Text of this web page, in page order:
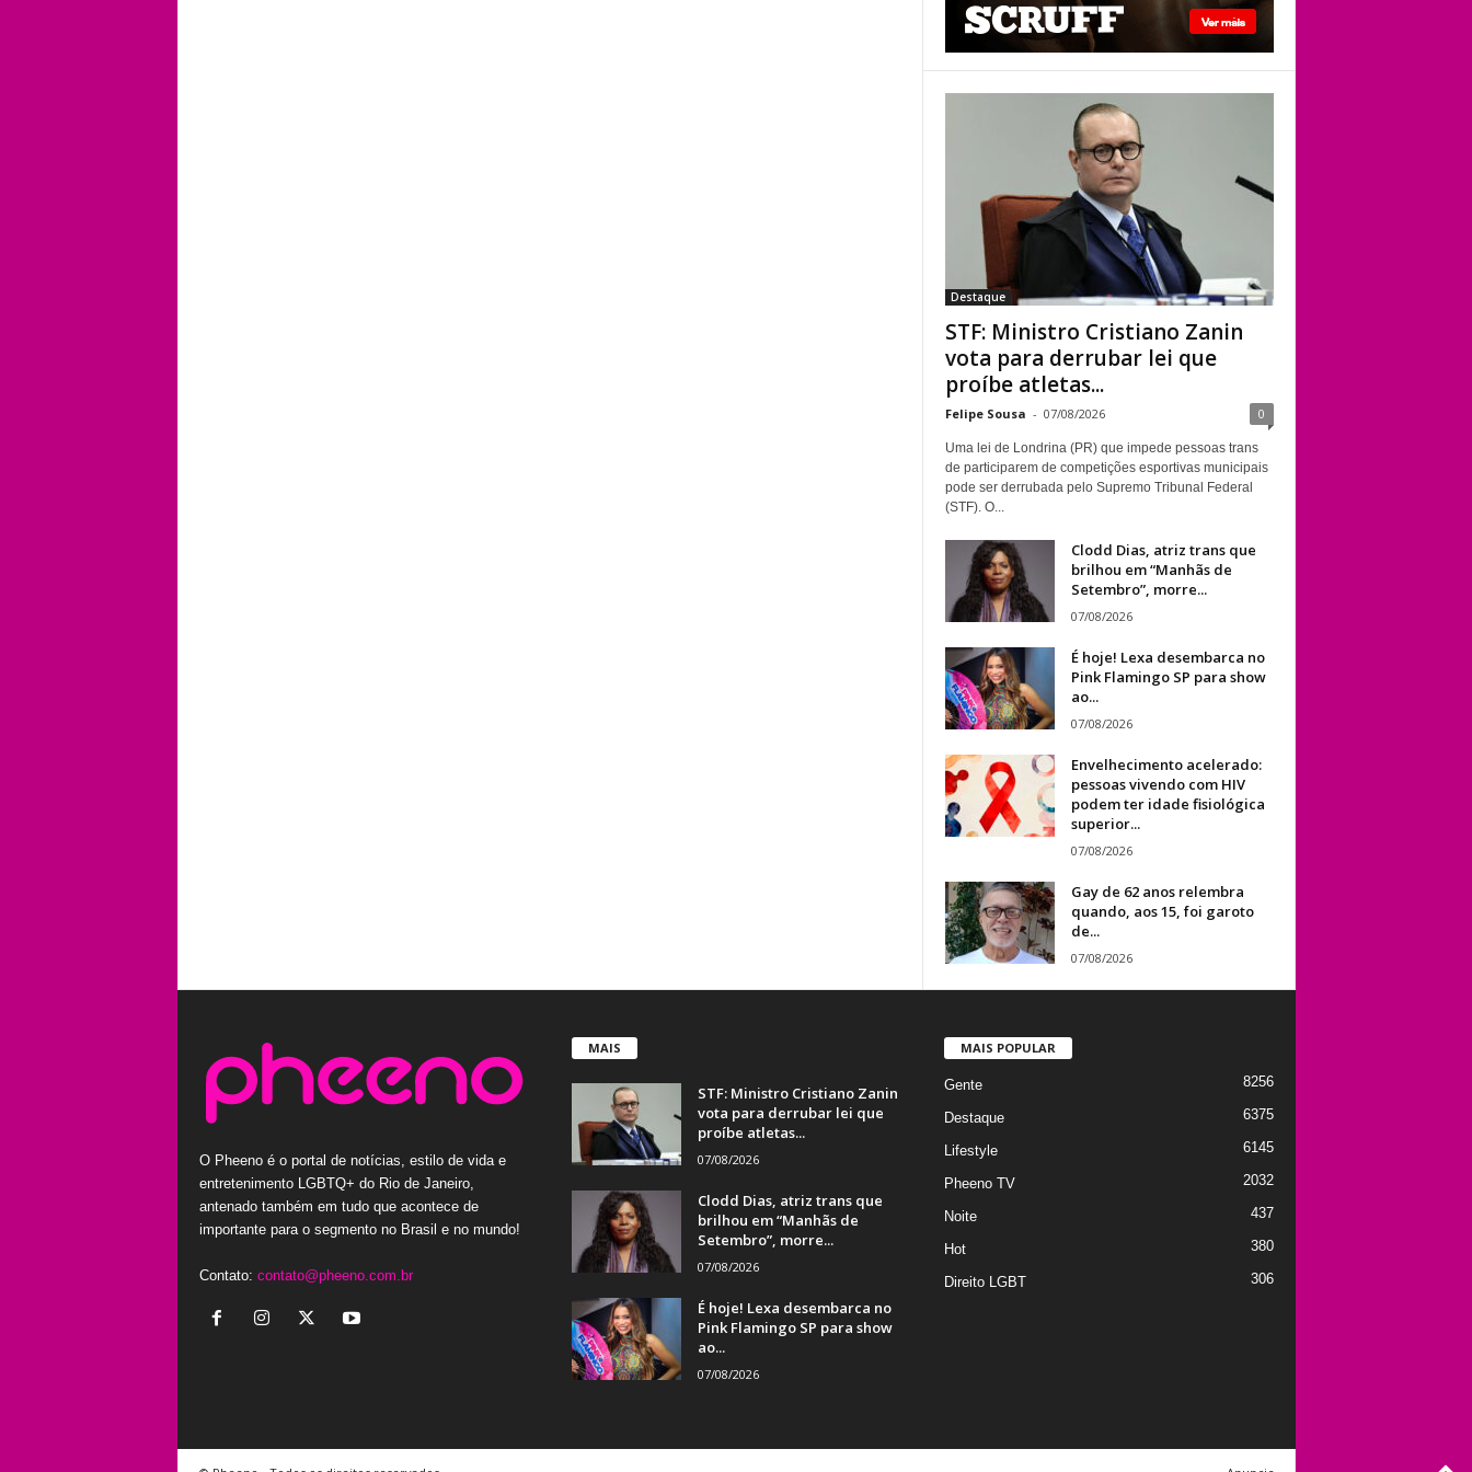
STF: Ministro
para derrubar lei
que proíbe atletas
transgênero em
competições de
Londrina
Destaque
STF: Ministro Cristiano Zanin
vota para derrubar lei que
proíbe atletas...
Felipe Sousa - 07/08/2026 0
Uma lei de Londrina (PR) que impede pessoas trans
de participarem de competições esportivas municipais
pode ser derrubada pelo Supremo Tribunal Federal
(STF). O...
Clodd Dias, atriz trans que
brilhou em “Manhãs de
Setembro”, morre...
07/08/2026
É hoje! Lexa desembarca no
Pink Flamingo SP para show
ao...
07/08/2026
Envelhecimento acelerado:
pessoas vivendo com HIV
podem ter idade fisiológica
superior...
07/08/2026
Gay de 62 anos relembra
quando, aos 15, foi garoto
de...
07/08/2026
O Pheeno é o portal de notícias, estilo de vida e
entretenimento LGBTQ+ do Rio de Janeiro,
antenado também em tudo que acontece de
importante para o segmento no Brasil e no mundo!
Contato: contato@pheeno.com.br
MAIS
STF: Ministro Cristiano Zanin
vota para derrubar lei que
proíbe atletas...
07/08/2026
Clodd Dias, atriz trans que
brilhou em “Manhãs de
Setembro”, morre...
07/08/2026
É hoje! Lexa desembarca no
Pink Flamingo SP para show
ao...
07/08/2026
MAIS POPULAR
Gente 8256
Destaque 6375
Lifestyle 6145
Pheeno TV 2032
Noite 437
Hot 380
Direito LGBT 306